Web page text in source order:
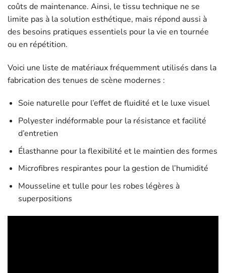
coûts de maintenance. Ainsi, le tissu technique ne se
limite pas à la solution esthétique, mais répond aussi à
des besoins pratiques essentiels pour la vie en tournée
ou en répétition.
Voici une liste de matériaux fréquemment utilisés dans la
fabrication des tenues de scène modernes :
Soie naturelle pour l’effet de fluidité et le luxe visuel
Polyester indéformable pour la résistance et facilité
d’entretien
Élasthanne pour la flexibilité et le maintien des formes
Microfibres respirantes pour la gestion de l’humidité
Mousseline et tulle pour les robes légères à
superpositions